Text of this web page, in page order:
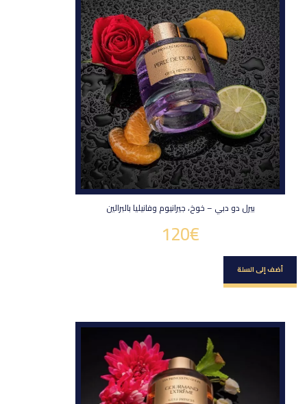
بيرل دو دبي – خوخ، جيرانيوم وفانيليا بالبرالين
120€
أضف إلى السلة